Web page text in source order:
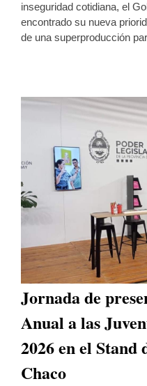
inseguridad cotidiana, el
encontrado su nueva
de una superproducción
Jornada de
Anual a las
2026 en el
Chaco